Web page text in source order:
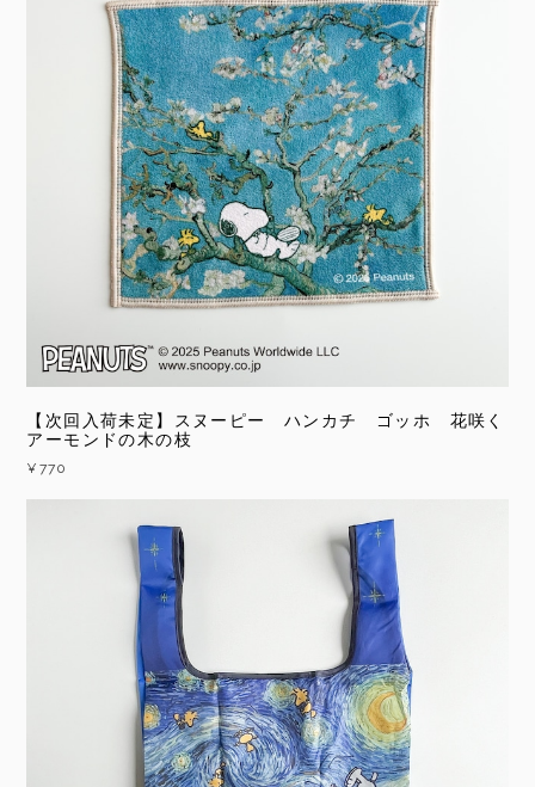
【次回入荷未定】スヌーピー ハンカチ ゴッホ 花咲く
アーモンドの木の枝
¥770